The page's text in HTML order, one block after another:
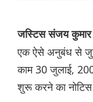
जस्टिस संजय
एक ऐसे अनुबंध से जुड़े
काम 30 जुलाई,
शुरू करने का नोटिस